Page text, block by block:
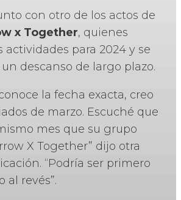
con otro de los actos de
x Together, quienes
actividades para 2024 y se
descanso de largo plazo.
la fecha exacta, creo
de marzo. Escuché que
mes que su grupo
X Together” dijo otra
“Podría ser primero
al revés”.